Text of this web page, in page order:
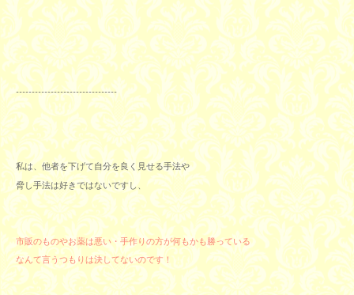
--------------------------------
私は、他者を下げて自分を良く見せる手法や
脅し手法は好きではないですし、
市販のものやお薬は悪い・手作りの方が何もかも勝っている
なんて言うつもりは決してないのです！